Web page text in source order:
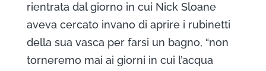
rientrata dal giorno in cui Nick Sloane
aveva cercato invano di aprire i rubinetti
della sua vasca per farsi un bagno, “non
torneremo mai ai giorni in cui l’acqua